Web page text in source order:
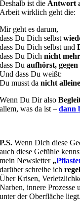
Deshalb ist die Antwort
Arbeit wirklich geht die:
Mir geht es darum,
dass Du Dich selbst
dass Du Dich selbst und
dass Du Dichnicht
dass Duaufhörst,
Und dass Du weißt:
Du musst danicht
Wenn Du Dir also
allem, was da ist –dann
P.S. Wenn Dich diese
auch diese Gefühle
mein Newsletter „
darüber schreibe ich
Über Krisen,
Narben, innere Prozesse
unter der Oberfläche liegt.